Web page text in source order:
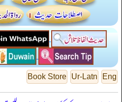
Eng
Ur-Latn
Book Store